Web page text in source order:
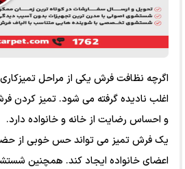
اگرچه نظافت فرش یکی از مراحل
اغلب نادیده گرفته می شود. تمیز
و احساس رضایت از خانه و خانواده دارد.
یک فرش تمیز می تواند حس خوبی از
اعضای خانواده ایجاد کند. همچنین